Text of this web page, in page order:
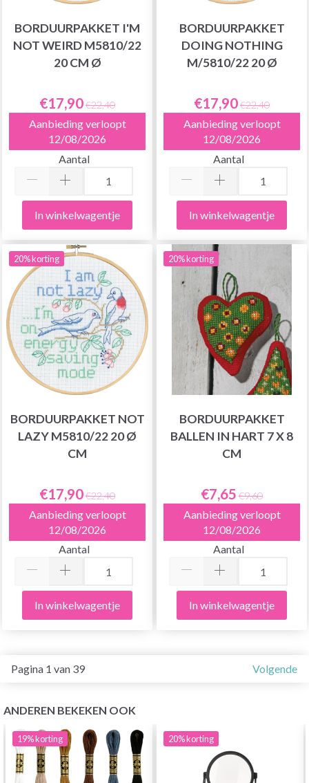
BORDUURPAKKET I'M
NOT WEIRD M5810/22
20 CM Ø
€17,90€22,40
Aanbieding verloopt
12/08/2026
Aantal
In winkelwagentje
BORDUURPAKKET
DOING NOTHING
M/5810/22 20 Ø
€17,90€22,40
Aanbieding verloopt
12/08/2026
Aantal
In winkelwagentje
20% korting
BORDUURPAKKET NOT
LAZY M5810/22 20 Ø
CM
€17,90€22,40
Aanbieding verloopt
12/08/2026
Aantal
In winkelwagentje
20% korting
BORDUURPAKKET
BALLEN IN HART 7 X 8
CM
€7,65 €9,60
Aanbieding verloopt
12/08/2026
Aantal
In winkelwagentje
Pagina 1 van 39 Volgende
ANDEREN BEKEKEN OOK
19%korting 20%korting